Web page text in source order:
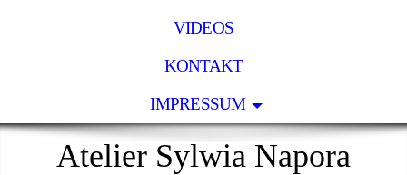
VIDEOS
KONTAKT
IMPRESSUM
Atelier Sylwia Napora